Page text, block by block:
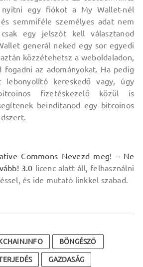
egy fiókot a My Wallet-nél
semmiféle személyes adat nem
csak egy jelszót kell választanod
generál neked egy sor egyedi
közzétehetsz a weboldaladon,
fogadni az adományokat. Ha pedig
lebonyolító kereskedő vagy, úgy
fizetéskezelő közül is
beindítanod egy bitcoinos
Commons Nevezd meg! – Ne
3.0 licenc alatt áll, felhasználni
és ide mutató linkkel szabad.
BÖNGÉSZŐ
GAZDASÁG